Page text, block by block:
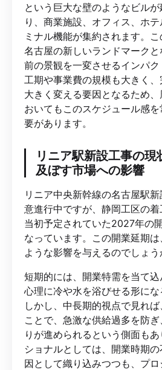
という巨大な壁のようなビル
り、商業施設、オフィス、ホ
ミナル機能が集約されます。こ
名古屋の新しいランドマーク
前の景観を一変させるインパク
工期や事業費の規模も大きく
大きく変える要因となるため
おいてもこのスケジュール感
要があります。
リニア駅新設工事の現
及ぼす市場への影響
リニア中央新幹線の名古屋駅
意進行中ですが、静岡工区の着
当初予定されていた2027年の
なっています。この開業延期
ような影響を与えるのでしょう
短期的には、開業特需を当て
心理に冷や水を浴びせる形にな
しかし、中長期的視点で見れ
ことで、急激な供給過多を防ぎ
りが進められるという側面も
ショナルとしては、開業時期
因として織り込みつつも、プ